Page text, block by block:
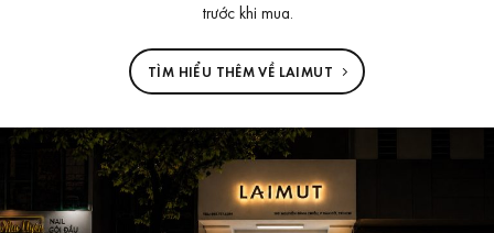
trước khi mua.
TÌM HIỂU THÊM VỀ LAIMUT